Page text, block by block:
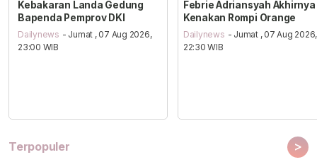
Kebakaran Landa Gedung
Bapenda Pemprov DKI
Dailynews - Jumat , 07 Aug 2026,
23:00 WIB
Febrie Adriansyah Akhirnya
Kenakan Rompi Orange
Dailynews - Jumat , 07 Aug 2026,
22:30 WIB
Terpopuler >